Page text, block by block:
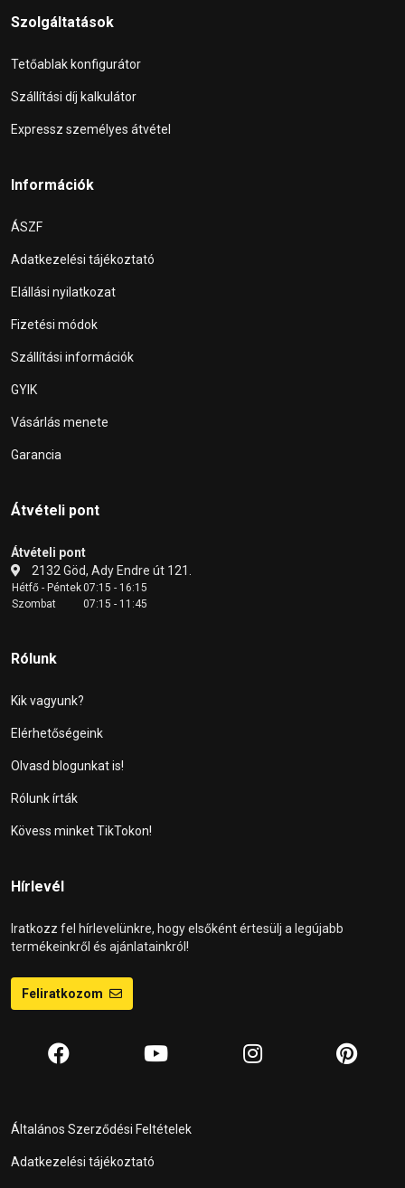
Szolgáltatások
Tetőablak konfigurátor
Szállítási díj kalkulátor
Expressz személyes átvétel
Információk
ÁSZF
Adatkezelési tájékoztató
Elállási nyilatkozat
Fizetési módok
Szállítási információk
GYIK
Vásárlás menete
Garancia
Átvételi pont
Átvételi pont
2132 Göd, Ady Endre út 121.
Hétfő - Péntek07:15 - 16:15
Szombat
07:15 - 11:45
Rólunk
Kik vagyunk?
Elérhetőségeink
Olvasd blogunkat is!
Rólunk írták
Kövess minket TikTokon!
Hírlevél
Iratkozz fel hírlevelünkre, hogy elsőként értesülj a legújabb
termékeinkről és ajánlatainkról!
Feliratkozom
Általános Szerződési Feltételek
Adatkezelési tájékoztató